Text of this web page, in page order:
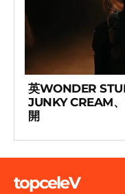
英WONDER
JUNKY CREAM
開
topceleV